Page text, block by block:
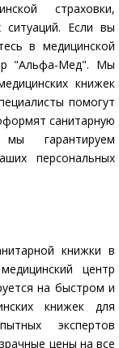
страховки,
ситуаций. Если вы
в медицинской
"Альфа-Мед". Мы
книжек
помогут
санитарную
гарантируем
персональных
книжки в
центр
на быстром и
книжек для
экспертов
цены на все